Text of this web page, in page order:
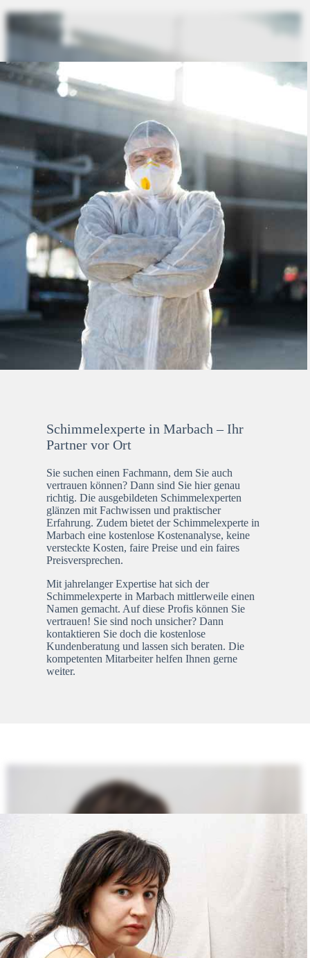
Schimmelexperte in Marbach – Ihr
Partner vor Ort
Sie suchen einen Fachmann, dem Sie auch
vertrauen können? Dann sind Sie hier genau
richtig. Die ausgebildeten Schimmelexperten
glänzen mit Fachwissen und praktischer
Erfahrung. Zudem bietet der Schimmelexperte in
Marbach eine kostenlose Kostenanalyse, keine
versteckte Kosten, faire Preise und ein faires
Preisversprechen.
Mit jahrelanger Expertise hat sich der
Schimmelexperte in Marbach mittlerweile einen
Namen gemacht. Auf diese Profis können Sie
vertrauen! Sie sind noch unsicher? Dann
kontaktieren Sie doch die kostenlose
Kundenberatung und lassen sich beraten. Die
kompetenten Mitarbeiter helfen Ihnen gerne
weiter.